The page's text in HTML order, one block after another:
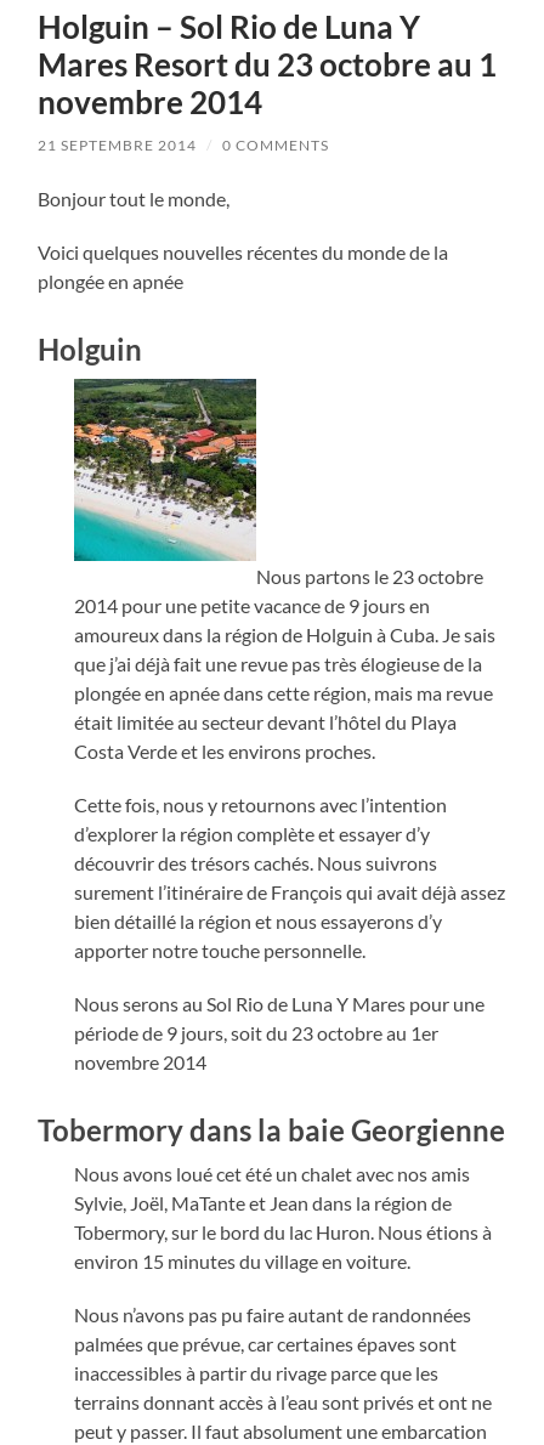
Holguin – Sol Rio de Luna Y
Mares Resort du 23 octobre au 1
novembre 2014
21 SEPTEMBRE 2014 / 0 COMMENTS
Bonjour tout le monde,
Voici quelques nouvelles récentes du monde de la
plongée en apnée
Holguin
Nous partons le 23 octobre
2014 pour une petite vacance de 9 jours en
amoureux dans la région de Holguin à Cuba. Je sais
que j’ai déjà fait une revue pas très élogieuse de la
plongée en apnée dans cette région, mais ma revue
était limitée au secteur devant l’hôtel du Playa
Costa Verde et les environs proches.
Cette fois, nous y retournons avec l’intention
d’explorer la région complète et essayer d’y
découvrir des trésors cachés. Nous suivrons
surement l’itinéraire de François qui avait déjà assez
bien détaillé la région et nous essayerons d’y
apporter notre touche personnelle.
Nous serons au Sol Rio de Luna Y Mares pour une
période de 9 jours, soit du 23 octobre au 1er
novembre 2014
Tobermory dans la baie Georgienne
Nous avons loué cet été un chalet avec nos amis
Sylvie, Joël, MaTante et Jean dans la région de
Tobermory, sur le bord du lac Huron. Nous étions à
environ 15 minutes du village en voiture.
Nous n’avons pas pu faire autant de randonnées
palmées que prévue, car certaines épaves sont
inaccessibles à partir du rivage parce que les
terrains donnant accès à l’eau sont privés et ont ne
peut y passer. Il faut absolument une embarcation